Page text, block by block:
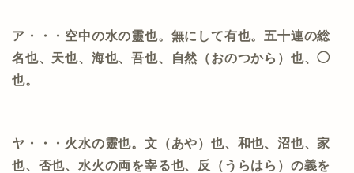
ア・・・空中の水の靈也。無にして有也。五十連の総
名也、天也、海也、吾也、自然（おのつから）也、◯
也。
ヤ・・・火水の靈也。文（あや）也、和也、沼也、家
也、否也、水火の両を宰る也、反（うらはら）の義を